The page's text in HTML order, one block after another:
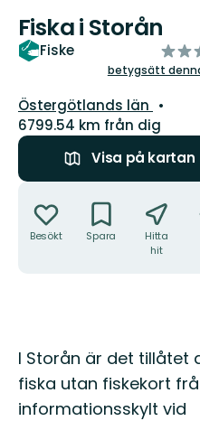
Fiska i Storån
Fiske
av
5
betygsätt
Län:
Östergötlands län
6799.54 km från dig
Visa på kartan
Besökt Spara
Hitta
hit
Beskrivning
I Storån är det tillåtet
fiska utan fiskekort
informationsskylt vid